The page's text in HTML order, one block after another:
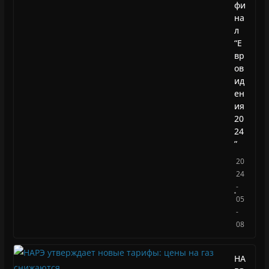
фи
на
л
“Е
вр
ов
ид
ен
ия
20
24
”
20
24
-
05
-
08
НА